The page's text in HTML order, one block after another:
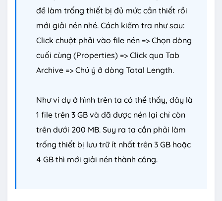
để làm trống thiết bị đủ mức cần thiết rồi
mới giải nén nhé. Cách kiểm tra như sau:
Click chuột phải vào file nén => Chọn dòng
cuối cùng (Properties) => Click qua Tab
Archive => Chú ý ở dòng Total Length.
Như ví dụ ở hình trên ta có thể thấy, đây là
1 file trên 3 GB và đã được nén lại chỉ còn
trên dưới 200 MB. Suy ra ta cần phải làm
trống thiết bị lưu trữ ít nhất trên 3 GB hoặc
4 GB thì mới giải nén thành công.